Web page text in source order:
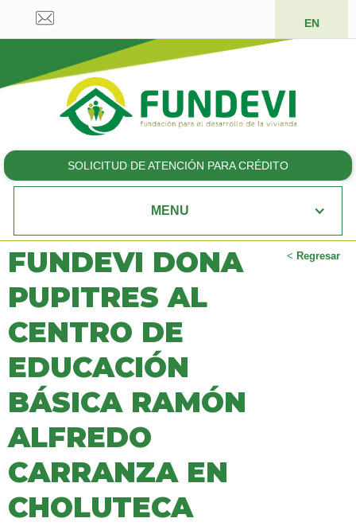
EN
SOLICITUD DE ATENCIÓN PARA CRÉDITO
MENU
< Regresar
FUNDEVI DONA
PUPITRES AL
CENTRO DE
EDUCACIÓN
BÁSICA RAMÓN
ALFREDO
CARRANZA EN
CHOLUTECA